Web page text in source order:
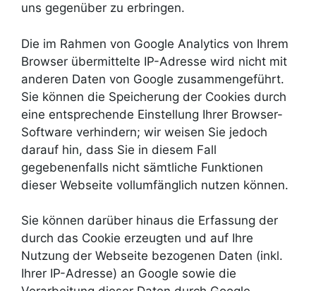
uns gegenüber zu erbringen.
Die im Rahmen von Google Analytics von Ihrem
Browser übermittelte IP-Adresse wird nicht mit
anderen Daten von Google zusammengeführt.
Sie können die Speicherung der Cookies durch
eine entsprechende Einstellung Ihrer Browser-
Software verhindern; wir weisen Sie jedoch
darauf hin, dass Sie in diesem Fall
gegebenenfalls nicht sämtliche Funktionen
dieser Webseite vollumfänglich nutzen können.
Sie können darüber hinaus die Erfassung der
durch das Cookie erzeugten und auf Ihre
Nutzung der Webseite bezogenen Daten (inkl.
Ihrer IP-Adresse) an Google sowie die